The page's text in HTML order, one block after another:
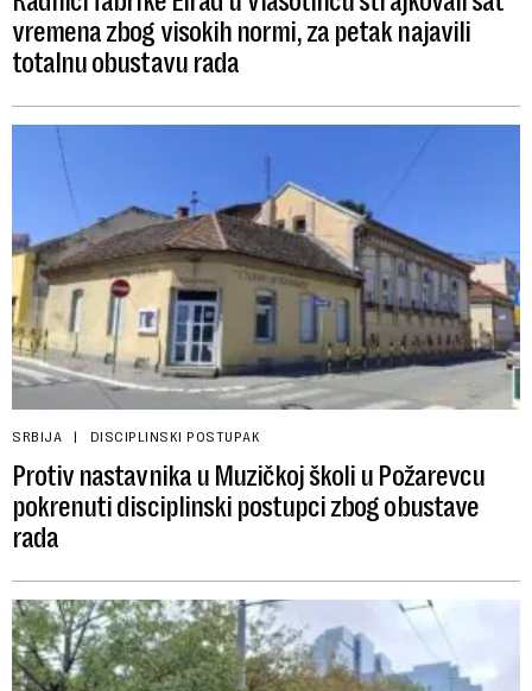
vremena zbog visokih normi, za petak najavili
totalnu obustavu rada
SRBIJA DISCIPLINSKI POSTUPAK
Protiv nastavnika u Muzičkoj školi u Požarevcu
pokrenuti disciplinski postupci zbog obustave
rada